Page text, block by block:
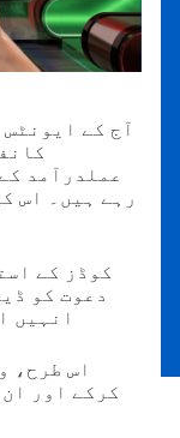
آج کے
عملدرآمد
رہے ہیں۔ اس
دعوت کو
انہیں
اس طرح،
کرکے اور